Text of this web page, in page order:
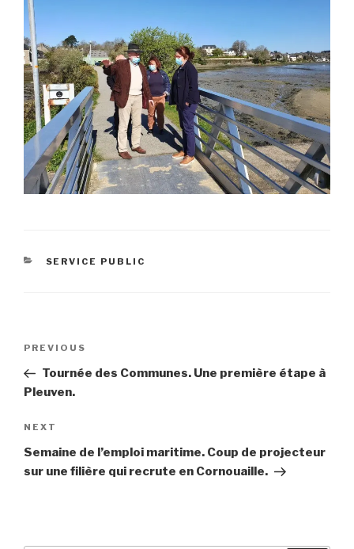
CATEGORIES
SERVICE PUBLIC
Previous
Post
PREVIOUS
Tournée des Communes. Une première étape à
Pleuven.
Next
Post
NEXT
Semaine de l’emploi maritime. Coup de projecteur
sur une filière qui recrute en Cornouaille.